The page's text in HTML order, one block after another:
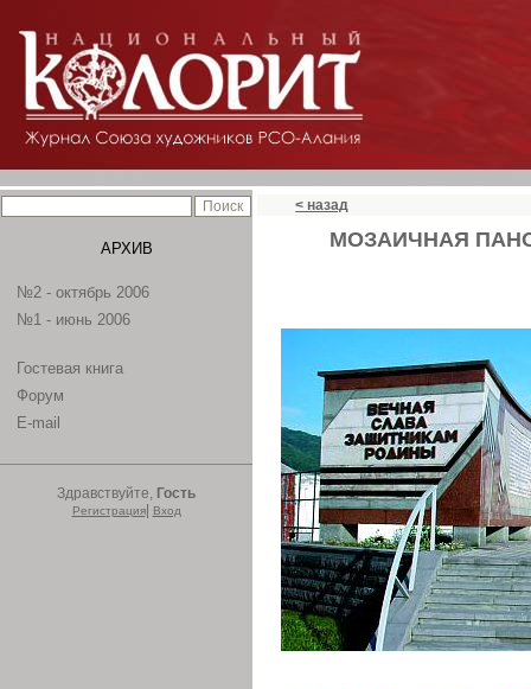
АРХИВ
№2 - октябрь 2006
№1 - июнь 2006
Гостевая книга
Форум
E-mail
Здравствуйте, Гость
Регистрация| Вход
< назад
МОЗАИЧНАЯ